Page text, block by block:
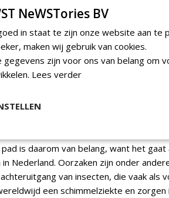
bij gaas op de deksel gebeurt dit
en reptielen komen op veel
van water naar land, waar ze
kunnen produceren. 'Stel, er zitten
daarvan belanden in een
verminderd', zo schetst Van Dijken
kan hebben op de biodiversiteit.
put belanden.'
is daarom van belang, want het
Nederland. Oorzaken zijn onder
van insecten, die vaak als
een schimmelziekte en
NeWSTories BV
in staat te zijn onze website aan te
maken wij gebruik van cookies.
gegevens zijn voor ons van belang om
Lees verder